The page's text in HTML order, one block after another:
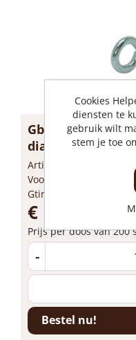
Gb Schroefoog
diamete...
Artikelnummer:
Voorraad: Niet op
Gtin: 8714318010911
€ 16,94 incl.
Prijs per doos van 200
-
Bestel nu!
Cookies
diensten te
gebruik wilt
stem je toe